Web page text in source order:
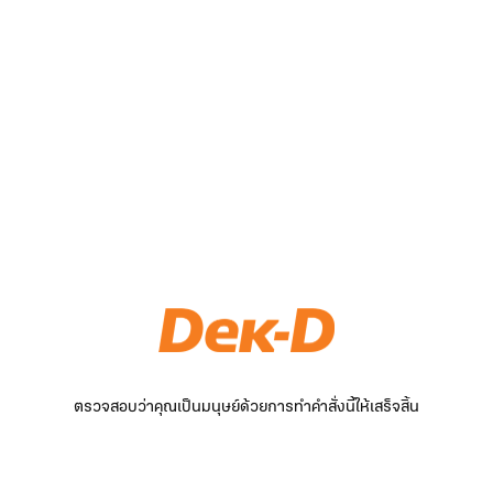
ตรวจสอบว่าคุณเป็นมนุษย์ด้วยการทำคำสั่งนี้ให้เสร็จสิ้น